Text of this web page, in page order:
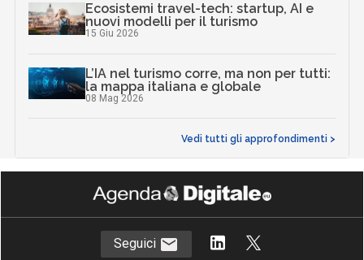
Ecosistemi travel-tech: startup, AI e
nuovi modelli per il turismo
15 Giu 2026
L’IA nel turismo corre, ma non per tutti:
la mappa italiana e globale
08 Mag 2026
Vedi tutti gli approfondimenti >
Seguici